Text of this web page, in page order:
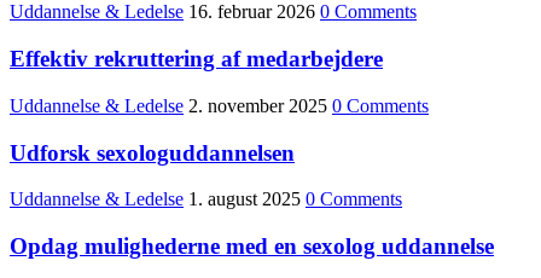
Uddannelse & Ledelse 16. februar 2026 0 Comments
Effektiv rekruttering af medarbejdere
Uddannelse & Ledelse 2. november 2025 0 Comments
Udforsk sexologuddannelsen
Uddannelse & Ledelse 1. august 2025 0 Comments
Opdag mulighederne med en sexolog uddannelse